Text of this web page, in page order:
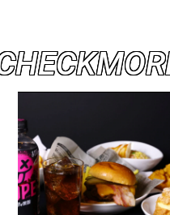
HECKMOR